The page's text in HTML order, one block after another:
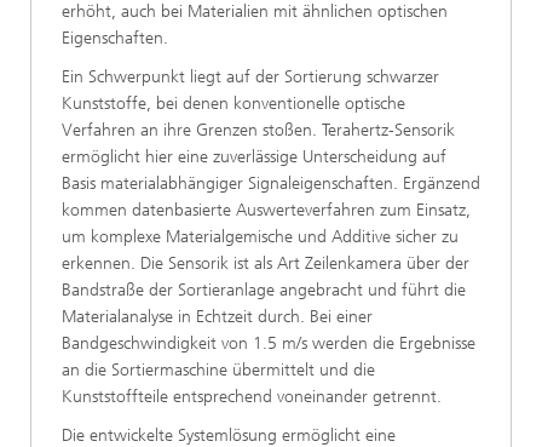
erhöht, auch bei Materialien mit ähnlichen optischen
Eigenschaften.
Ein Schwerpunkt liegt auf der Sortierung schwarzer
Kunststoffe, bei denen konventionelle optische
Verfahren an ihre Grenzen stoßen. Terahertz-Sensorik
ermöglicht hier eine zuverlässige Unterscheidung auf
Basis materialabhängiger Signaleigenschaften. Ergänzend
kommen datenbasierte Auswerteverfahren zum Einsatz,
um komplexe Materialgemische und Additive sicher zu
erkennen. Die Sensorik ist als Art Zeilenkamera über der
Bandstraße der Sortieranlage angebracht und führt die
Materialanalyse in Echtzeit durch. Bei einer
Bandgeschwindigkeit von 1.5 m/s werden die Ergebnisse
an die Sortiermaschine übermittelt und die
Kunststoffteile entsprechend voneinander getrennt.
Die entwickelte Systemlösung ermöglicht eine